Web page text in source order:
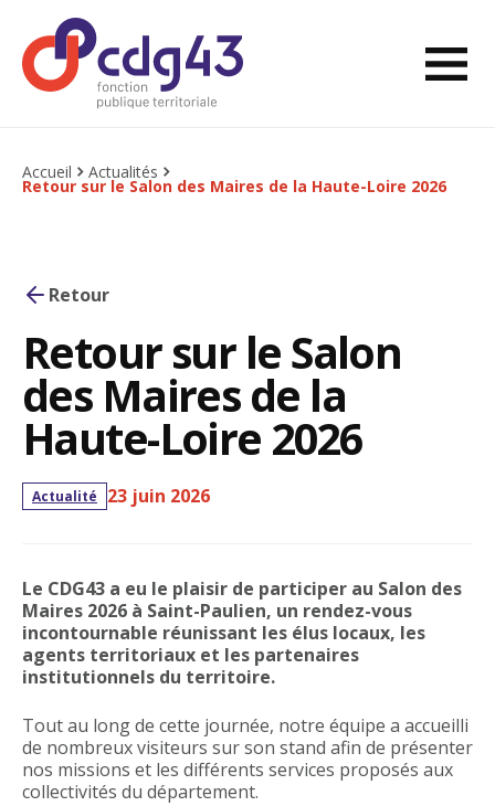
Aller au contenu
Accueil Actualités
Retour sur le Salon des Maires de la Haute-Loire 2026
Retour
Retour sur le Salon
des Maires de la
Haute-Loire 2026
Actualité 23 juin 2026
Le CDG43 a eu le plaisir de participer au Salon des
Maires 2026 à Saint-Paulien, un rendez-vous
incontournable réunissant les élus locaux, les
agents territoriaux et les partenaires
institutionnels du territoire.
Tout au long de cette journée, notre équipe a accueilli
de nombreux visiteurs sur son stand afin de présenter
nos missions et les différents services proposés aux
collectivités du département.